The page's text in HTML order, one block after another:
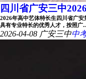
四川省广安三中
2026年高中艺体特长生四川省广
具有专业特长的优秀人才，按照广
2026-04-08 广安三中中